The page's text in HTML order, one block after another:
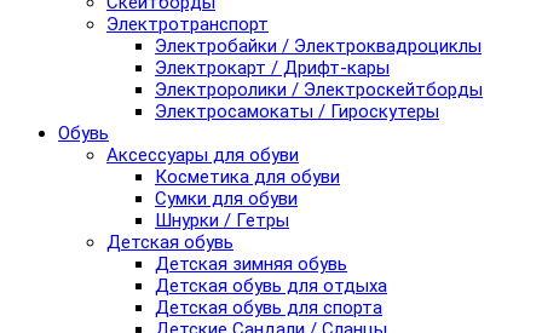
Электротранспорт
Электробайки / Электроквадроциклы
Электрокарт / Дрифт-кары
Электроролики / Электроскейтборды
Электросамокаты / Гироскутеры
Обувь
Аксессуары для обуви
Косметика для обуви
Сумки для обуви
Шнурки / Гетры
Детская обувь
Детская зимняя обувь
Детская обувь для отдыха
Детская обувь для спорта